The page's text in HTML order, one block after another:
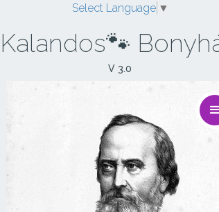
Select Language ▼
Kalandos🐾
V 3.0